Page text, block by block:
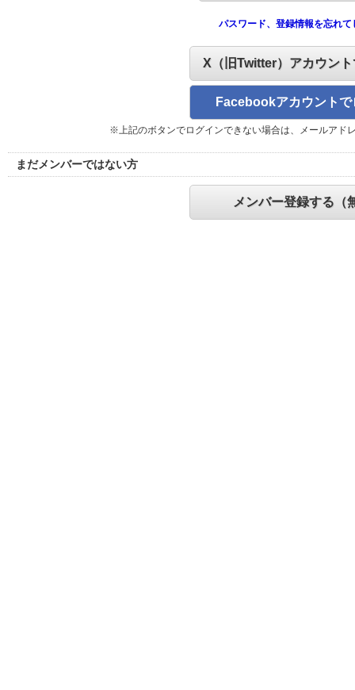
パスワード、登録情報を忘れて
X（旧Twitter）アカウン
Facebookアカウントで
※上記のボタンでログインできない場合は、メールアド
まだメンバーではない方
メンバー登録する（